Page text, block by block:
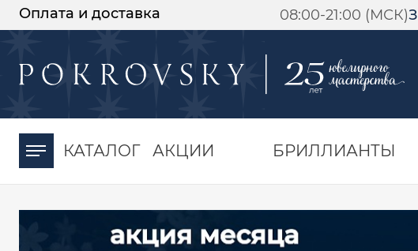
Оплата и доставка 08:00-21:00 (МСК)
КАТАЛОГ АКЦИИ БРИЛЛИАНТЫ
-30%
момента оплаты